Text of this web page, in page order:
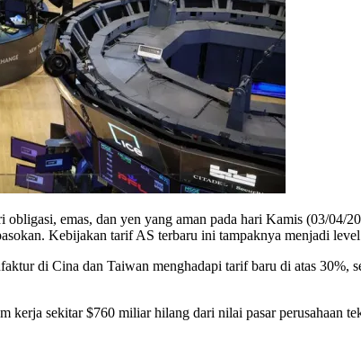
emas, dan yen yang aman pada hari Kamis (03/04/
Kebijakan tarif AS terbaru ini tampaknya menjadi
di Cina dan Taiwan menghadapi tarif baru di atas
kerja sekitar $760 miliar hilang dari nilai pasar perusahaan